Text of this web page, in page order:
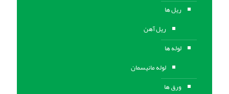
ریل ها
ریل آهن
لوله ها
لوله مانیسمان
ورق ها